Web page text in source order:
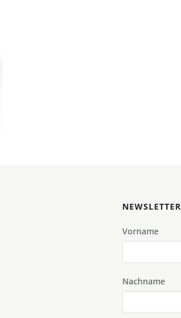
NEWSLETTER
Vorname
Nachname